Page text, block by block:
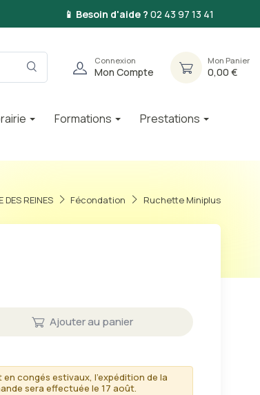
📱 Besoin d'aide ? 02 43 97 13 41
Connexion
Mon Compte
Mon Panier
0,00 €
Formations Prestations
DES REINES Fécondation Ruchette Miniplus
Ajouter au panier
congés estivaux, l'expédition de la
sera effectuée le 17 août.